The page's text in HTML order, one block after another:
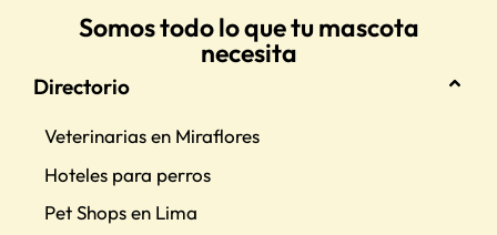
Somos todo lo que tu mascota
necesita
Directorio
Veterinarias en Miraflores
Hoteles para perros
Pet Shops en Lima